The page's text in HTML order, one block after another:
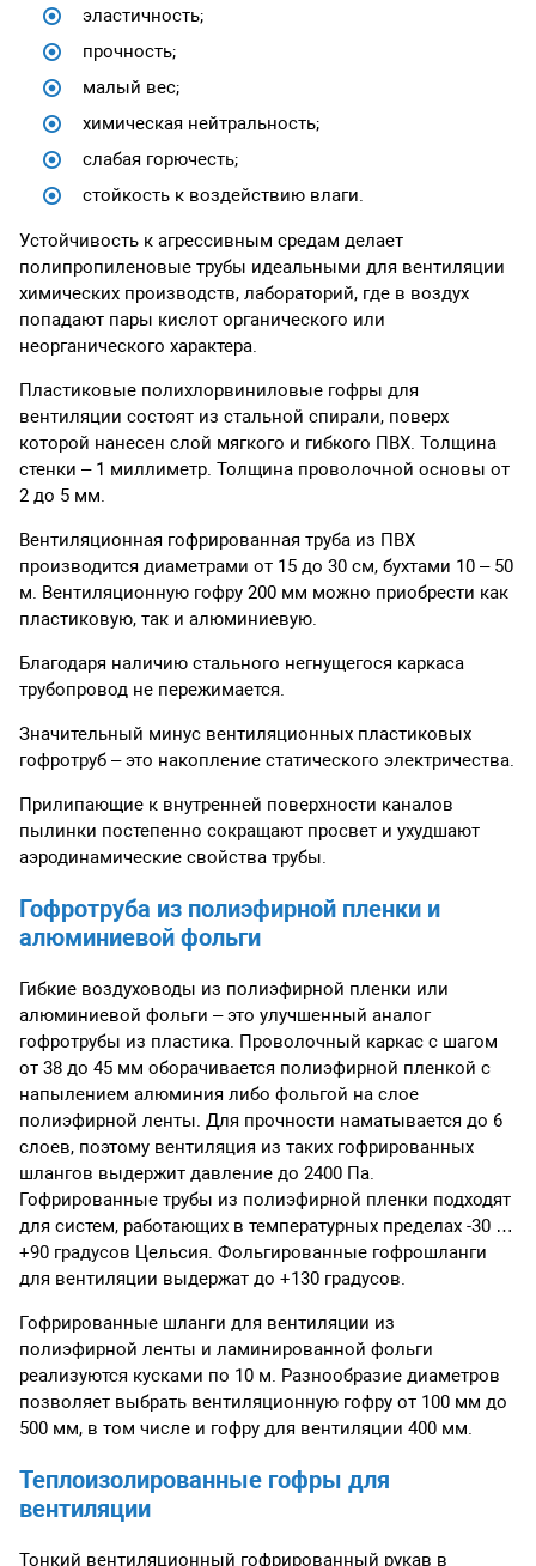
эластичность;
прочность;
малый вес;
химическая нейтральность;
слабая горючесть;
стойкость к воздействию влаги.
Устойчивость к агрессивным средам делает
полипропиленовые трубы идеальными для вентиляции
химических производств, лабораторий, где в воздух
попадают пары кислот органического или
неорганического характера.
Пластиковые полихлорвиниловые гофры для
вентиляции состоят из стальной спирали, поверх
которой нанесен слой мягкого и гибкого ПВХ. Толщина
стенки – 1 миллиметр. Толщина проволочной основы от
2 до 5 мм.
Вентиляционная гофрированная труба из ПВХ
производится диаметрами от 15 до 30 см, бухтами 10 – 50
м. Вентиляционную гофру 200 мм можно приобрести как
пластиковую, так и алюминиевую.
Благодаря наличию стального негнущегося каркаса
трубопровод не пережимается.
Значительный минус вентиляционных пластиковых
гофротруб – это накопление статического электричества.
Прилипающие к внутренней поверхности каналов
пылинки постепенно сокращают просвет и ухудшают
аэродинамические свойства трубы.
Гофротруба из полиэфирной пленки и
алюминиевой фольги
Гибкие воздуховоды из полиэфирной пленки или
алюминиевой фольги – это улучшенный аналог
гофротрубы из пластика. Проволочный каркас с шагом
от 38 до 45 мм оборачивается полиэфирной пленкой с
напылением алюминия либо фольгой на слое
полиэфирной ленты. Для прочности наматывается до 6
слоев, поэтому вентиляция из таких гофрированных
шлангов выдержит давление до 2400 Па.
Гофрированные трубы из полиэфирной пленки подходят
для систем, работающих в температурных пределах -30 …
+90 градусов Цельсия. Фольгированные гофрошланги
для вентиляции выдержат до +130 градусов.
Гофрированные шланги для вентиляции из
полиэфирной ленты и ламинированной фольги
реализуются кусками по 10 м. Разнообразие диаметров
позволяет выбрать вентиляционную гофру от 100 мм до
500 мм, в том числе и гофру для вентиляции 400 мм.
Теплоизолированные гофры для
вентиляции
Тонкий вентиляционный гофрированный рукав в